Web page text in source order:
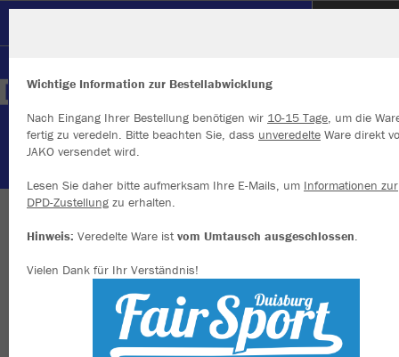
WIR SIND HERTHA
Wichtige Information zur Bestellabwicklung
Nach Eingang Ihrer Bestellung benötigen wir 10-15 Tage, um die
fertig zu veredeln. Bitte beachten Sie, dass unveredelte Ware direkt
JAKO versendet wird.
Lesen Sie daher bitte aufmerksam Ihre E-Mails, um Informationen zur
DPD-Zustellung zu erhalten.
Hinweis: Veredelte Ware istvom Umtausch ausgeschlossen.
Vielen Dank für Ihr Verständnis!
Wir verwenden Cookies
Inhalte anzeigen und unsere Website verbessern. Weitere
zu den Cookies findest Du in den Einstellungen.
Alle akzeptieren
Alle ablehnen
mehr Infos
Datenschutz
Impressum